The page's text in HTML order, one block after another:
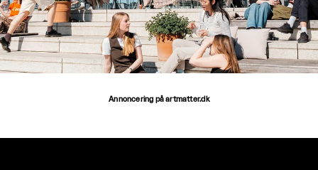
Annoncering på artmatter.dk